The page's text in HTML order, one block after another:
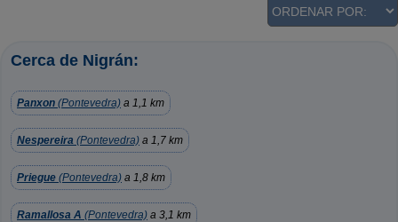
Cerca de Nigrán:
Panxon (Pontevedra) a 1,1 km
Nespereira (Pontevedra) a 1,7 km
Priegue (Pontevedra) a 1,8 km
Ramallosa A (Pontevedra) a 3,1 km